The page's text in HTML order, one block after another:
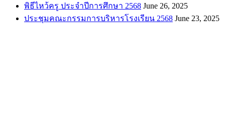
พิธีไหว้ครู ประจำปีการศึกษา 2568 June 26, 2025
ประชุมคณะกรรมการบริหารโรงเรียน 2568 June 23, 2025